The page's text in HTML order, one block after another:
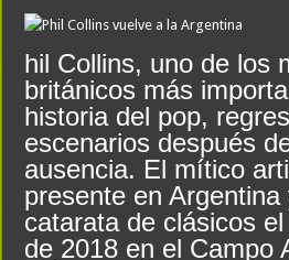
hil Collins, uno de los
británicos más
historia del pop,
escenarios después
ausencia. El mítico
presente en
catarata de clásicos
de 2018 en el Campo